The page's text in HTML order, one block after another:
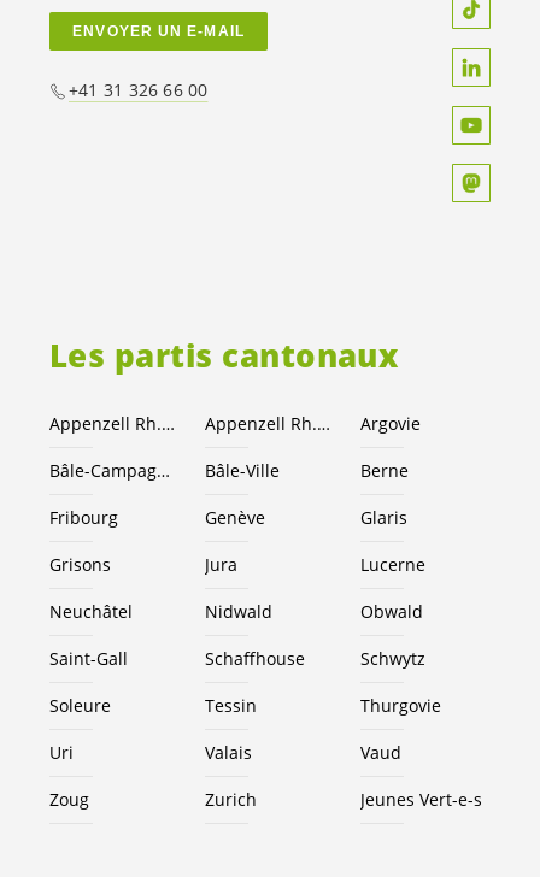
Les partis cantonaux
Appenzell Rh.-Ext. Appenzell Rh.-I. Argovie
Bâle-Campagne Bâle-Ville Berne
Fribourg Genève Glaris
Grisons Jura Lucerne
Neuchâtel Nidwald Obwald
Saint-Gall Schaffhouse Schwytz
Soleure Tessin Thurgovie
Uri Valais Vaud
Zoug Zurich Jeunes Vert-e-s
ENVOYER UN E-MAIL
+41 31 326 66 00